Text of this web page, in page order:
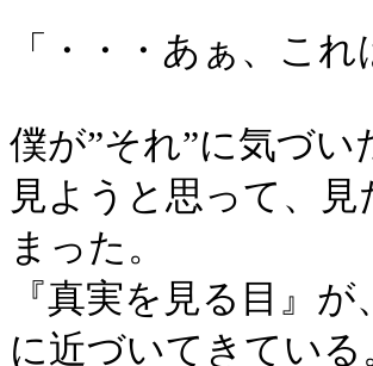
「・・・あぁ、こ
僕が”それ”に気づ
見ようと思って、
まった。
『真実を見る目』
に近づいてきている